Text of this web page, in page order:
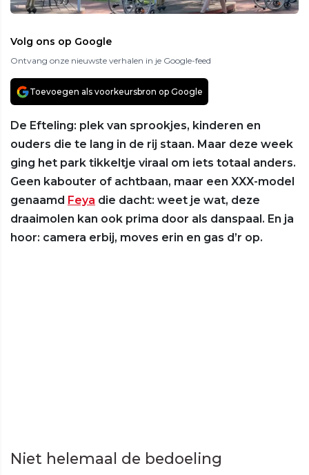
Volg ons op Google
Ontvang onze nieuwste verhalen in je Google-feed
Toevoegen als voorkeursbron op Google
De Efteling: plek van sprookjes, kinderen en
ouders die te lang in de rij staan. Maar deze week
ging het park tikkeltje viraal om iets totaal anders.
Geen kabouter of achtbaan, maar een XXX-model
genaamd Feya die dacht: weet je wat, deze
draaimolen kan ook prima door als danspaal. En ja
hoor: camera erbij, moves erin en gas d’r op.
Niet helemaal de bedoeling